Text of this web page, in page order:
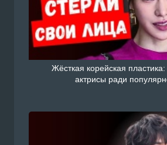
Жёсткая корейская пластика:
актрисы ради